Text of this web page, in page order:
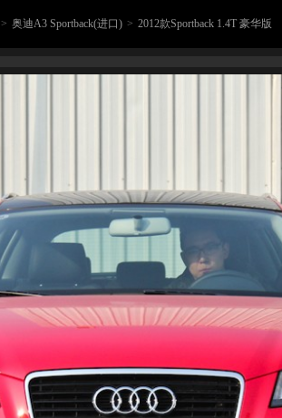
> 奥迪A3 Sportback(进口) > 2012款Sportback 1.4T 豪华版